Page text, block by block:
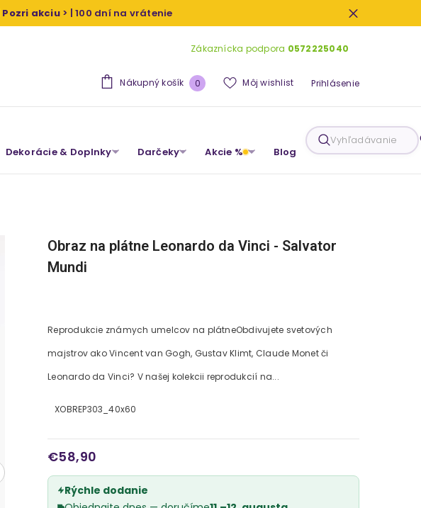
Pozri akciu> | 100 dní na vrátenie
Zákaznícka podpora 0572225040
Nákupný košík 00
Môj wishlist Prihlásenie
Dekorácie & Doplnky Darčeky Akcie % Blog
Vyhľadávanie
Obraz na plátne Leonardo da Vinci - Salvator
Mundi
Reprodukcie známych umelcov na plátneObdivujete svetových
majstrov ako Vincent van Gogh, Gustav Klimt, Claude Monet či
Leonardo da Vinci? V našej kolekcii reprodukcií na...
XOBREP303_40x60
€58,90
Rýchle dodanie